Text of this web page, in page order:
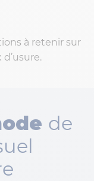
à retenir sur
de